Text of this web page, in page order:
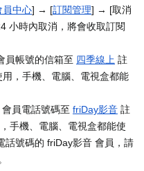
員中心] → [訂閱管理] → [取消
小時內取消，將會收取訂閱
員帳號的信箱至 四季線上 註
，手機、電腦、電視盒都能
員電話號碼至 friDay影音 註
手機、電腦、電視盒都能使
話號碼的 friDay影音 會員，請